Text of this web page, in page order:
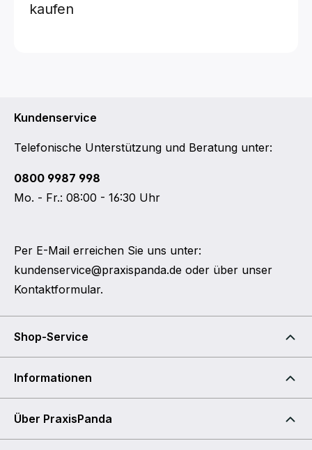
kaufen
Kundenservice
Telefonische Unterstützung und Beratung unter:
0800 9987 998
Mo. - Fr.: 08:00 - 16:30 Uhr
Per E-Mail erreichen Sie uns unter:
kundenservice@praxispanda.de oder über unser
Kontaktformular.
Shop-Service
Informationen
Über PraxisPanda